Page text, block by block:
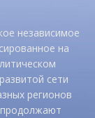
независимое
на
сети
регионов